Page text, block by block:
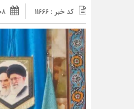
کد خبر : 11666 ۰۸ خرداد